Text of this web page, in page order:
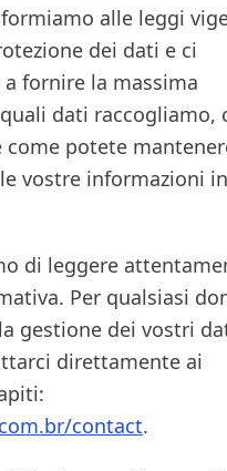
alle leggi
dei dati e ci
fornire la massima
dati raccogliamo,
come potete
vostre informazioni
di leggere
Per qualsiasi
gestione dei vostri
direttamente ai
contact.